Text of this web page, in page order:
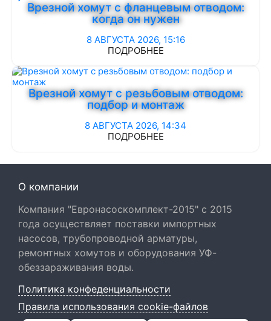
Врезной хомут с фланцевым отводом:
когда он нужен
8 АВГУСТА 2026, 15:16
ПОДРОБНЕЕ
Врезной хомут с резьбовым отводом:
подбор и монтаж
8 АВГУСТА 2026, 14:34
ПОДРОБНЕЕ
О компании
Компания "Евронасоскомплект-2015" с 2015
года осуществляет поставки импортных
насосов, трубопроводной арматуры,
ремонтных хомутов и оборудования УФ-
обеззараживания воды.
Политика конфеденциальности
Правила использования cookie-файлов